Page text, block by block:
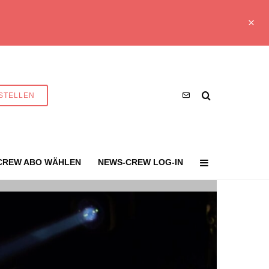
ABO WÄHLEN NEWS-CREW LOG-IN